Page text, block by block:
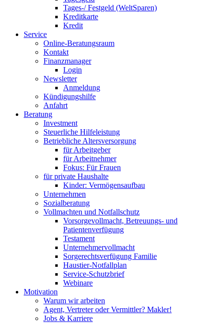
Tages-/ Festgeld (WeltSparen)
Kreditkarte
Kredit
Service
Online-Beratungsraum
Kontakt
Finanzmanager
Login
Newsletter
Anmeldung
Kündigungshilfe
Anfahrt
Beratung
Investment
Steuerliche Hilfeleistung
Betriebliche Altersversorgung
für Arbeitgeber
für Arbeitnehmer
Fokus: Für Frauen
für private Haushalte
Kinder: Vermögensaufbau
Unternehmen
Sozialberatung
Vollmachten und Notfallschutz
Vorsorgevollmacht, Betreuungs- und
Patientenverfügung
Testament
Unternehmer­vollmacht
Sorgerechtsverfügung Familie
Haustier-Notfallplan
Service-Schutzbrief
Webinare
Motivation
Warum wir arbeiten
Agent, Vertreter oder Vermittler? Makler!
Jobs & Karriere